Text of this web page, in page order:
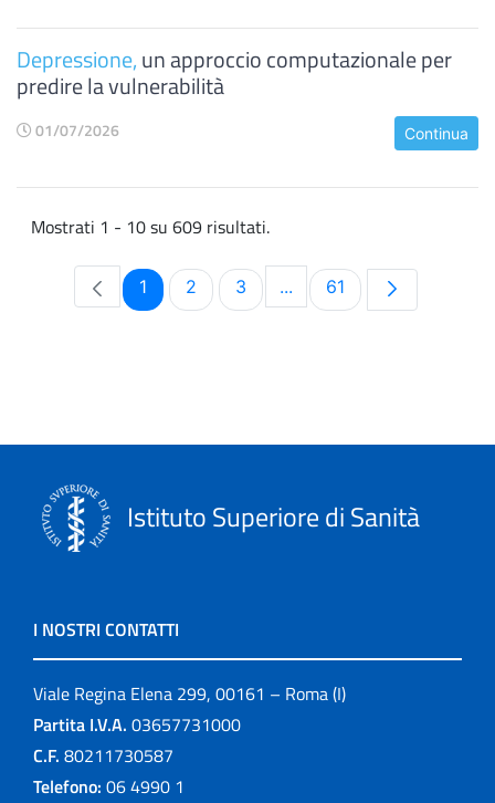
Depressione,un approccio computazionale per
predire la vulnerabilità
01/07/2026 Continua
Mostrati 1 - 10 su 609 risultati.
Pagina
1 Pagina
2 Pagina
3 ...Pagine intermedie Use
Pagina
61
Istituto Superiore di Sanità
I NOSTRI CONTATTI
Viale Regina Elena 299, 00161 – Roma (I)
Partita I.V.A. 03657731000
C.F. 80211730587
Telefono: 06 4990 1